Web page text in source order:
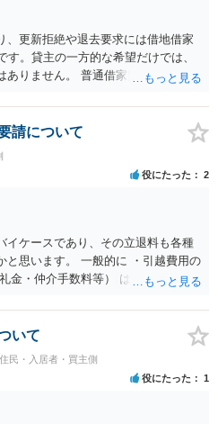
、更新拒絶や退去要求には借地借家
。貸主の一方的な希望だけでは、
ありません。 普通借家契約から定期
になりますが、これは任意の合意が
成立しません。 12年間の居住実
がり、転居費用の準備が困難な事情
要性として正当事由判断において
かなり具体的な事情と立退料など
るハードルは一般的に高いと考えら
自体は、賃貸借契約の有効性を直ち
がされていれば賃貸借の効力は原則
では、①現在は普通借家契約が継続
していないこと、②貸主側の事情
定か等）を具体的に書面で説明して
の必要性を丁寧に伝えること、を
期の退去を検討する場合には、立
担などの条件を明確にした書面を作
は、更新条項・解除条項・期間の定
、これまでの更新時の合意内容
、借主不利な特約として無効になり
トになりますので、署名押印前に内
請について
役にたった 2
イケースであり、その立退料も各種
と思います。 一般的に ・引越費用の
金・仲介手数料等） は固い部分かと
いて
民・入居者・買主側
役にたった 1